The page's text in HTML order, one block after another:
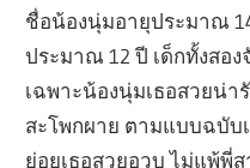
ชื่อน้องนุ่มอายุประมาณ
ประมาณ 12 ปี เด็กทั้งสอ
เฉพาะน้องนุ่มเธอสวยน่
สะโพกผาย ตามแบบฉบับ
ย่อยเธอสวยอวบ ไม่แพ้พี่